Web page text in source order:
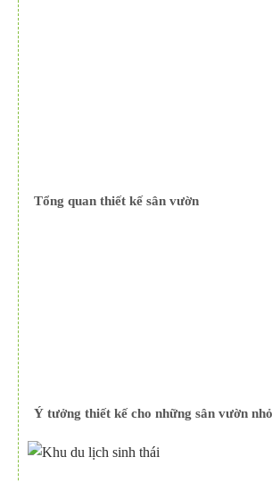
Tổng quan thiết kế sân vườn
Ý tưởng thiết kế cho những sân vườn nhỏ